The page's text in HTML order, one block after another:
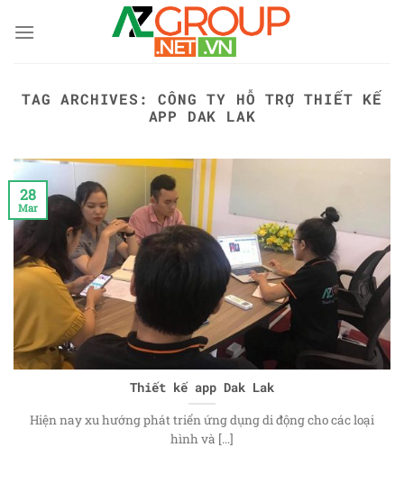
TAG ARCHIVES:CÔNG TY HỖ TRỢ THIẾT KẾ
APP DAK LAK
Thiết kế app Dak Lak
Hiện nay xu hướng phát triển ứng dụng di động cho các loại
hình và [...]
28
Mar